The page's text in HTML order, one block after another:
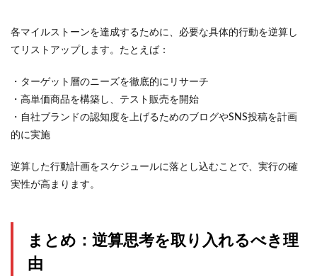
各マイルストーンを達成するために、必要な具体的行動を逆算し
てリストアップします。たとえば：
・ターゲット層のニーズを徹底的にリサーチ
・高単価商品を構築し、テスト販売を開始
・自社ブランドの認知度を上げるためのブログやSNS投稿を計画
的に実施
逆算した行動計画をスケジュールに落とし込むことで、実行の確
実性が高まります。
まとめ：逆算思考を取り入れるべき理
由